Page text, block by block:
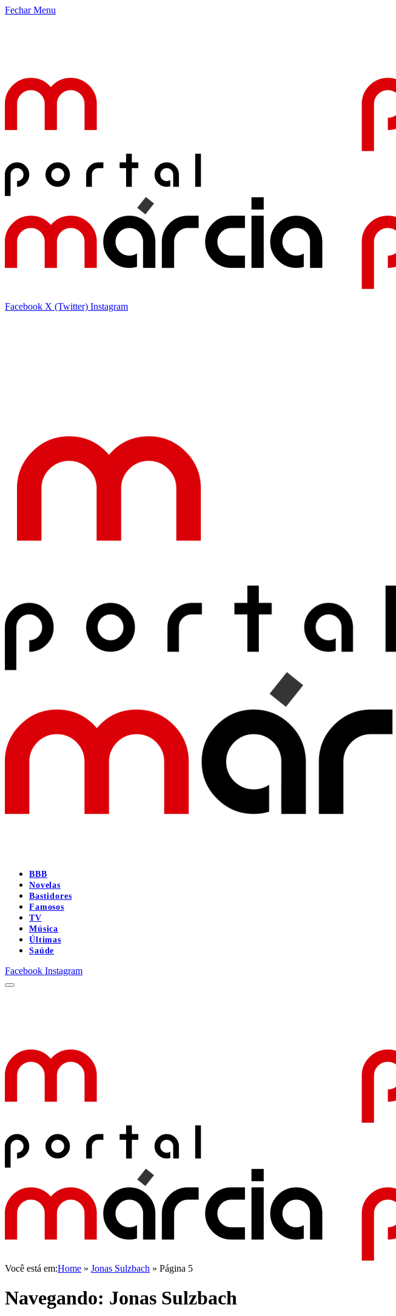
Fechar Menu
Facebook X (Twitter) Instagram
BBB
Novelas
Bastidores
Famosos
TV
Música
Últimas
Saúde
Facebook Instagram
Você está em:Home » Jonas Sulzbach » Página 5
Navegando: Jonas Sulzbach